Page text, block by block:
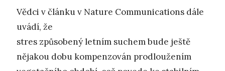
Vědci v článku v Nature Communications dále
uvádí, že
stres způsobený letním suchem bude ještě
nějakou dobu kompenzován prodloužením